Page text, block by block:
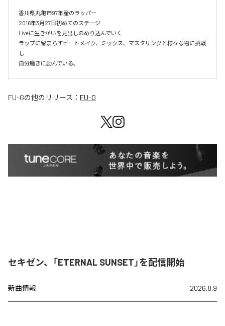
香川県丸亀市97年産のラッパー
2016年3月27日初めてのステージ
Liveに生きがいを見出しのめり込んでいく
ラップに留まらずビートメイク、ミックス、マスタリングと様々な物に挑戦
し
自分磨きに励んでいる。
FU-Gの他のリリース： FU-G
セキゼン、「ETERNAL SUNSET」を配信開始
新曲情報 2026.8.9